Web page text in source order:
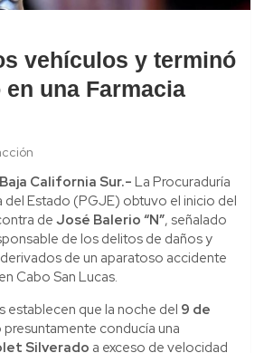
vehículos y terminó
una Farmacia
California Sur.- La Procuraduría
del Estado (PGJE) obtuvo el inicio del
de José Balerio “N”, señalado
de los delitos de daños y
de un aparatoso accidente
Cabo San Lucas.
establecen que la noche del 9 de
presuntamente conducía una
Silverado a exceso de velocidad